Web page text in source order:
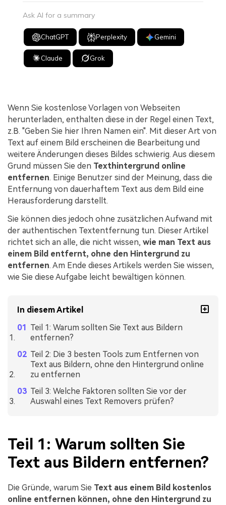
Ask AI for a summary
ChatGPT Perplexity Gemini
Claude Grok
Wenn Sie kostenlose Vorlagen von Webseiten
herunterladen, enthalten diese in der Regel einen Text,
z.B. "Geben Sie hier Ihren Namen ein". Mit dieser Art von
Text auf einem Bild erscheinen die Bearbeitung und
weitere Änderungen dieses Bildes schwierig. Aus diesem
Grund müssen Sie den Texthintergrund online
entfernen. Einige Benutzer sind der Meinung, dass die
Entfernung von dauerhaftem Text aus dem Bild eine
Herausforderung darstellt.
Sie können dies jedoch ohne zusätzlichen Aufwand mit
der authentischen Textentfernung tun. Dieser Artikel
richtet sich an alle, die nicht wissen, wie man Text aus
einem Bild entfernt, ohne den Hintergrund zu
entfernen. Am Ende dieses Artikels werden Sie wissen,
wie Sie diese Aufgabe leicht bewältigen können.
In diesem Artikel
Teil 1: Warum sollten Sie Text aus Bildern
entfernen?
Teil 2: Die 3 besten Tools zum Entfernen von
Text aus Bildern, ohne den Hintergrund online
zu entfernen
Teil 3: Welche Faktoren sollten Sie vor der
Auswahl eines Text Removers prüfen?
Teil 1: Warum sollten Sie
Text aus Bildern entfernen?
Die Gründe, warum Sie Text aus einem Bild kostenlos
online entfernen können, ohne den Hintergrund zu